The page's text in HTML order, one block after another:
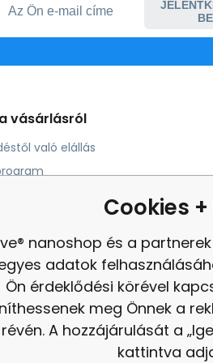
BE
vásárlásról
való elállás
és feltételek
Cookies +
nanoshop és a
adatok
Ön érdeklődési körével
meg Önnek a
révén. A hozzájárulását a
kattintva